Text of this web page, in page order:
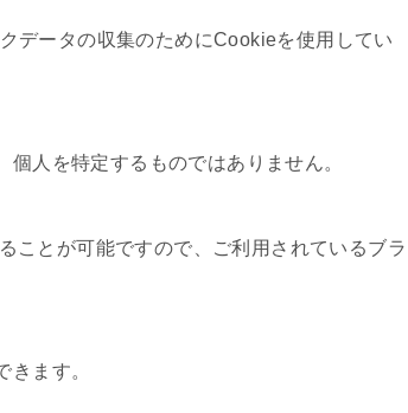
データの収集のためにCookieを使用してい
人を特定するものではありません。
ことが可能ですので、ご利用されているブラ
きます。